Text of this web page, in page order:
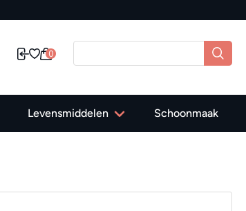
0
Levensmiddelen Schoonmaak